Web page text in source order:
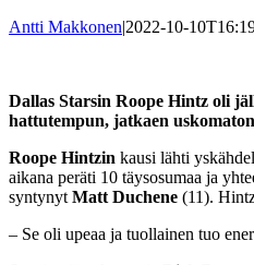
Antti Makkonen|2022-10-
Dallas Starsin Roope Hintz oli j
hattutempun, jatkaen
Roope Hintzin kausi lähti
aikana peräti 10 täysosumaa ja
syntynytMatt Duchene (11).
– Se oli upeaa ja tuollainen tuo